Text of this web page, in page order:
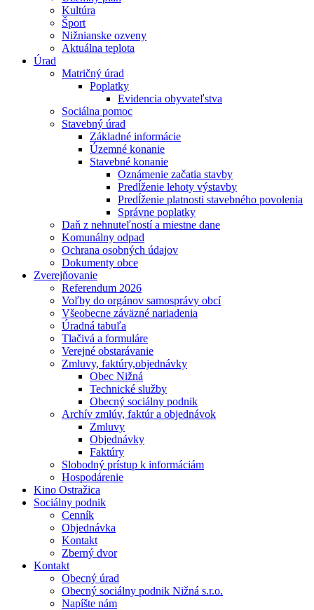
Kultúra
Šport
Nižnianske ozveny
Aktuálna teplota
Úrad
Matričný úrad
Poplatky
Evidencia obyvateľstva
Sociálna pomoc
Stavebný úrad
Základné informácie
Územné konanie
Stavebné konanie
Oznámenie začatia stavby
Predĺženie lehoty výstavby
Predĺženie platnosti stavebného povolenia
Správne poplatky
Daň z nehnuteľností a miestne dane
Komunálny odpad
Ochrana osobných údajov
Dokumenty obce
Zverejňovanie
Referendum 2026
Voľby do orgánov samosprávy obcí
Všeobecne záväzné nariadenia
Úradná tabuľa
Tlačivá a formuláre
Verejné obstarávanie
Zmluvy, faktúry,objednávky
Obec Nižná
Technické služby
Obecný sociálny podnik
Archív zmlúv, faktúr a objednávok
Zmluvy
Objednávky
Faktúry
Slobodný prístup k informáciám
Hospodárenie
Kino Ostražica
Sociálny podnik
Cenník
Objednávka
Kontakt
Zberný dvor
Kontakt
Obecný úrad
Obecný sociálny podnik Nižná s.r.o.
Napíšte nám